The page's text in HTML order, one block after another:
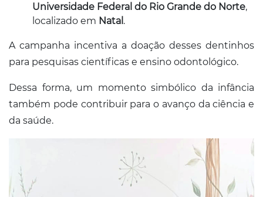
Universidade Federal do Rio Grande do Norte,
localizado em Natal .
A campanha incentiva a doação desses dentinhos
para pesquisas científicas e ensino odontológico.
Dessa forma, um momento simbólico da infância
também pode contribuir para o avanço da ciência e
da saúde.